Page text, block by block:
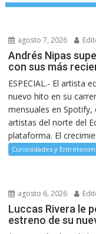
agosto 7, 2026
Andrés Nipas
con sus más
ESPECIAL.- El artista
nuevo hito en su
mensuales en
artistas del norte del
plataforma. El
Curiosidades y
agosto 6, 2026
Luccas Rivera le
estreno de su